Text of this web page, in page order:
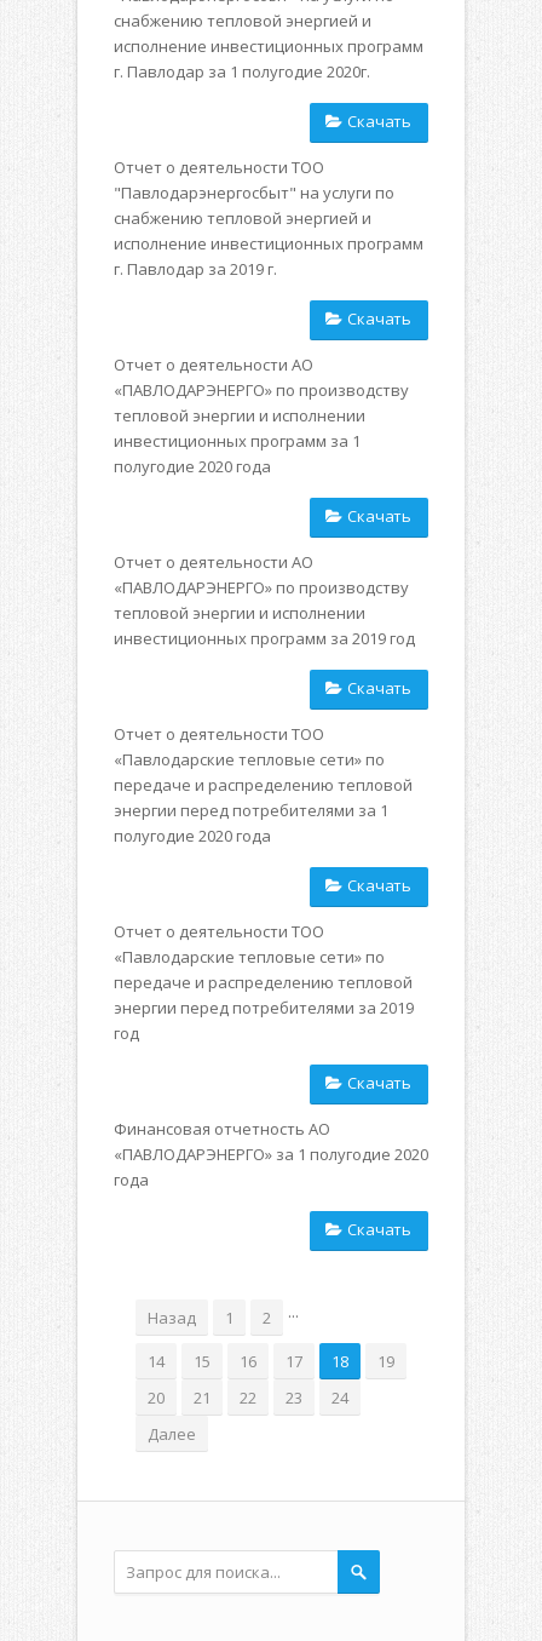
снабжению тепловой энергией и
исполнение инвестиционных программ
г. Павлодар за 1 полугодие 2020г.
Скачать
Отчет о деятельности ТОО
"Павлодарэнергосбыт" на услуги по
снабжению тепловой энергией и
исполнение инвестиционных программ
г. Павлодар за 2019 г.
Скачать
Отчет о деятельности АО
«ПАВЛОДАРЭНЕРГО» по производству
тепловой энергии и исполнении
инвестиционных программ за 1
полугодие 2020 года
Скачать
Отчет о деятельности АО
«ПАВЛОДАРЭНЕРГО» по производству
тепловой энергии и исполнении
инвестиционных программ за 2019 год
Скачать
Отчет о деятельности ТОО
«Павлодарские тепловые сети» по
передаче и распределению тепловой
энергии перед потребителями за 1
полугодие 2020 года
Скачать
Отчет о деятельности ТОО
«Павлодарские тепловые сети» по
передаче и распределению тепловой
энергии перед потребителями за 2019
год
Скачать
Финансовая отчетность АО
«ПАВЛОДАРЭНЕРГО» за 1 полугодие 2020
года
Скачать
Назад 1 2 ...
14 15 16 17 18
19
20
21 22 23
24
Далее